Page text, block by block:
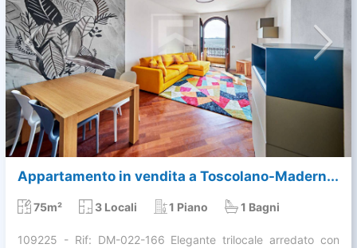
Appartamento in vendita a Toscolano-Madern...
75m² 3 Locali 1 Piano 1 Bagni
109225 - Rif: DM-022-166 Elegante trilocale arredato con